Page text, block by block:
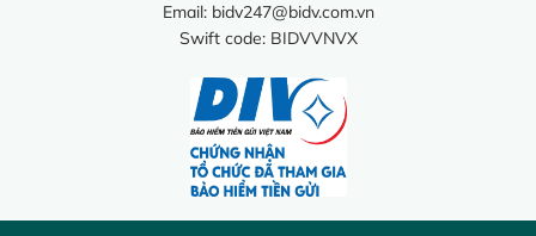
Email: bidv247@bidv.com.vn
Swift code: BIDVVNVX